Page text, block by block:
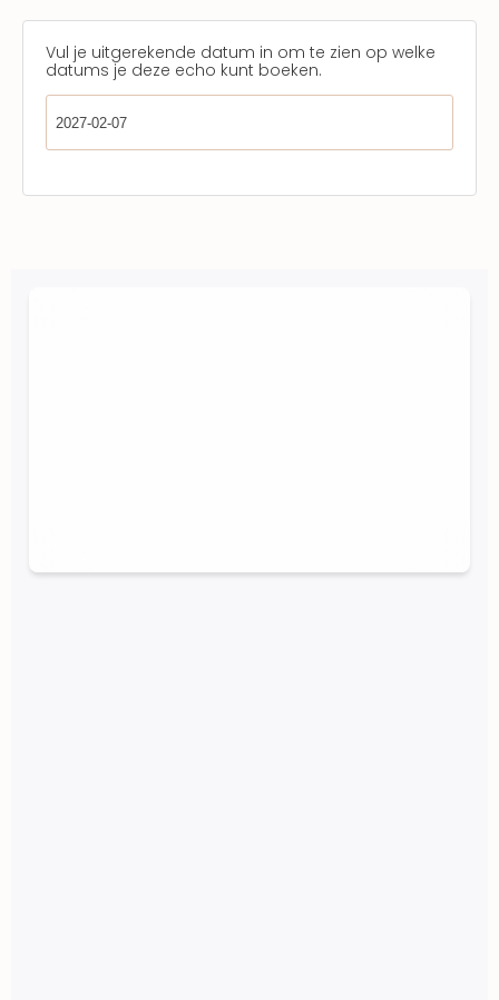
Vul je uitgerekende datum in om te zien op welke
datums je deze echo kunt boeken.